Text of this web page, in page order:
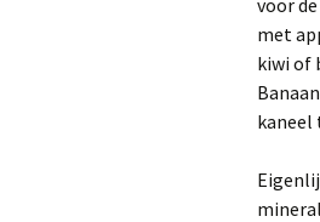
voor
met
kiwi of
kaneel